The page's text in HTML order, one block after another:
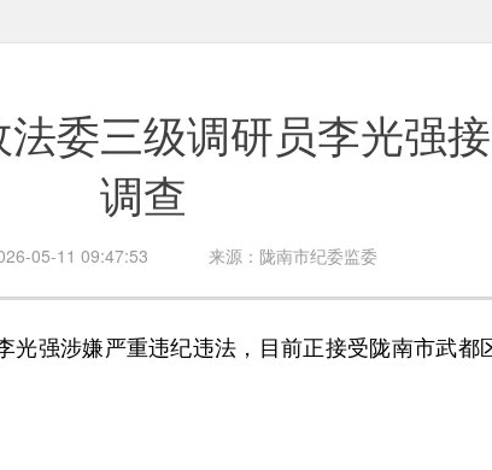
委三级调研员李光强
调查
05-11 09:47:53 来源：陇南市纪委监委
强涉嫌严重违纪违法，目前正接受陇南市武都